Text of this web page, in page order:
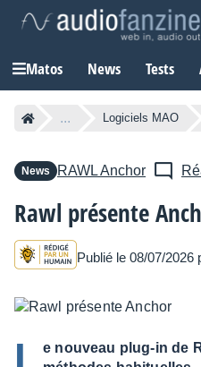
Matos News Tests
... Logiciels MAO
News RAWLAnchor
Rawl présente
Publié le 08/07/2026
e nouveau plug-in de